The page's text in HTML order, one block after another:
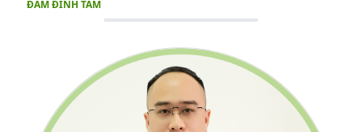
ĐÀM ĐÌNH TÂM